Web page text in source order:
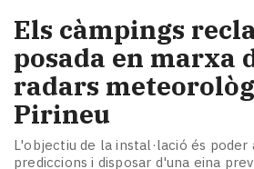
Els càmpings
posada en marxa
radars
Pirineu
L'objectiu de la instal·lació és poder
prediccions i disposar d'una eina